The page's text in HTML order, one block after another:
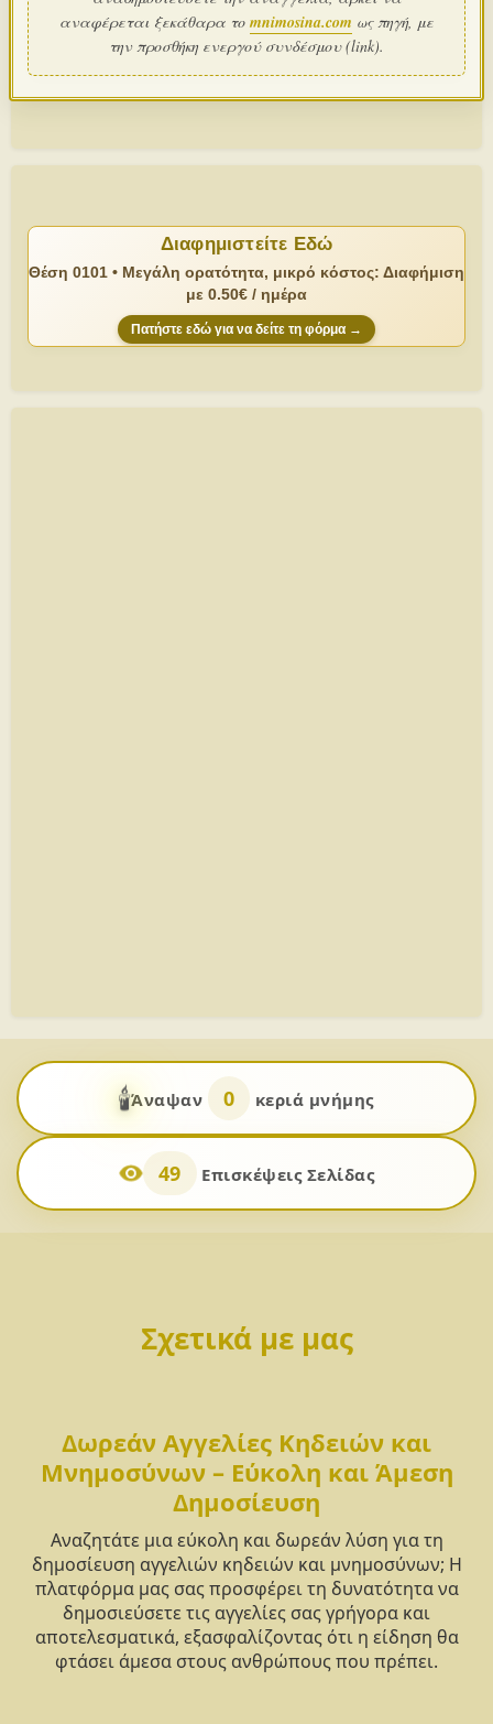
αναφέρεται ξεκάθαρα το mnimosina.com ως πηγή, με
την προσθήκη ενεργού συνδέσμου (link).
Διαφημιστείτε Εδώ
Θέση 0101 • Μεγάλη ορατότητα, μικρό κόστος: Διαφήμιση
με 0.50€ / ημέρα
Πατήστε εδώ για να δείτε τη φόρμα →
🕯️Άναψαν 0 κεριά μνήμης
49 Επισκέψεις Σελίδας
Σχετικά με μας
Δωρεάν Αγγελίες Κηδειών και
Μνημοσύνων – Εύκολη και Άμεση
Δημοσίευση
Αναζητάτε μια εύκολη και δωρεάν λύση για τη
δημοσίευση αγγελιών κηδειών και μνημοσύνων; Η
πλατφόρμα μας σας προσφέρει τη δυνατότητα να
δημοσιεύσετε τις αγγελίες σας γρήγορα και
αποτελεσματικά, εξασφαλίζοντας ότι η είδηση θα
φτάσει άμεσα στους ανθρώπους που πρέπει.